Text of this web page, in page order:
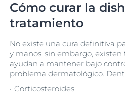
Cómo curar la
tratamiento
No existe una cura definitiva
y manos, sin embargo,
ayudan a mantener bajo
problema dermatológico.
Corticosteroides.